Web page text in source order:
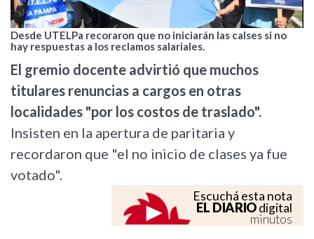
Desde UTELPa recoraron que no iniciarán las calses si no
hay respuestas a los reclamos salariales.
El gremio docente advirtió que muchos
titulares renuncias a cargos en otras
localidades "por los costos de traslado".
Insisten en la apertura de paritaria y
recordaron que "el no inicio de clases ya fue
votado".
Escuchá esta nota
EL DIARIOdigital
minutos